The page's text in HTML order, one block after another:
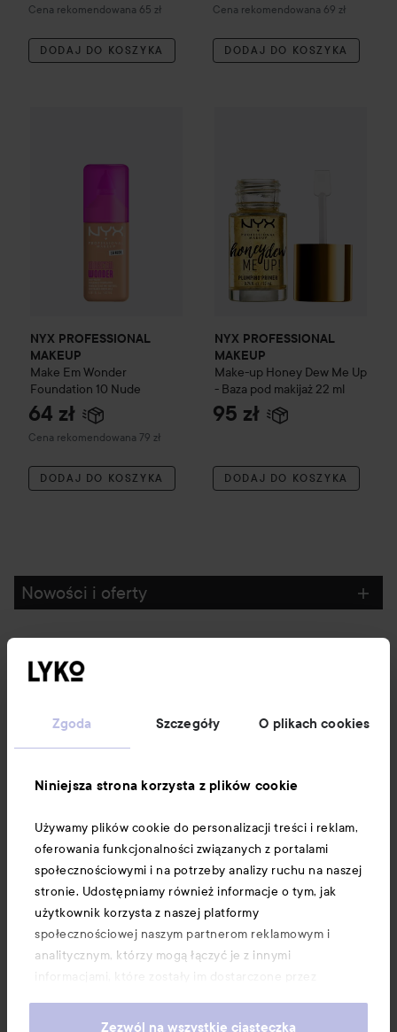
Zgoda Szczegóły O plikach cookies
Niniejsza strona korzysta z plików cookie
Używamy plików cookie do personalizacji treści i reklam,
oferowania funkcjonalności związanych z portalami
społecznościowymi i na potrzeby analizy ruchu na naszej
stronie. Udostępniamy również informacje o tym, jak
użytkownik korzysta z naszej platformy
społecznościowej naszym partnerom reklamowym i
analitycznym, którzy mogą łączyć je z innymi
informacjami, które zostały im dostarczone przez
usług. Użytkownik wyraża zgodę na używanie przez nas
Zezwól na wszystkie ciasteczka
Cena rekomendowana 65 zł
Zalecana cena 65 zł
DODAJ DO KOSZYKA
Cena rekomendowana 69 zł
Zalecana cena 69 zł
DODAJ DO KOSZYKA
NYX PROFESSIONAL
MAKEUP
Make Em Wonder
Foundation 10 Nude
64 zł
Cena rekomendowana 79 zł
Zalecana cena 79 zł
DODAJ DO KOSZYKA
NYX PROFESSIONAL
MAKEUP
Make-up Honey Dew Me Up
- Baza pod makijaż 22 ml
95 zł
DODAJ DO KOSZYKA
Nowości i oferty
Obsługa klienta
Informacje
Download our app here